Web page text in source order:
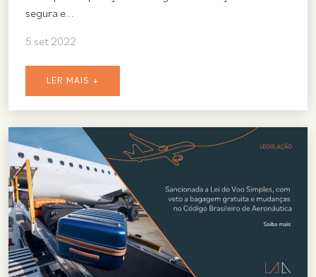
segura e...
5 set 2022
LER MAIS +